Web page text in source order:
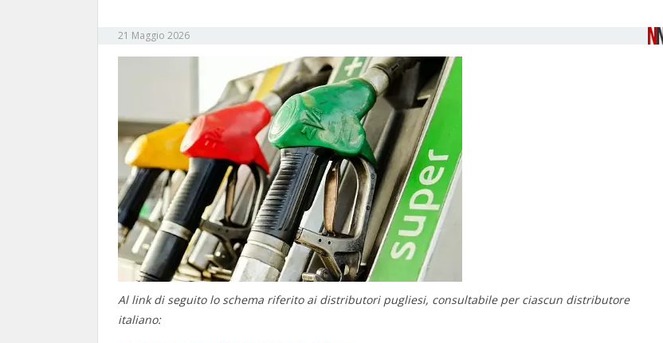
21 Maggio 2026
Al link di seguito lo schema riferito ai distributori pugliesi, consultabile per ciascun distributore
italiano: